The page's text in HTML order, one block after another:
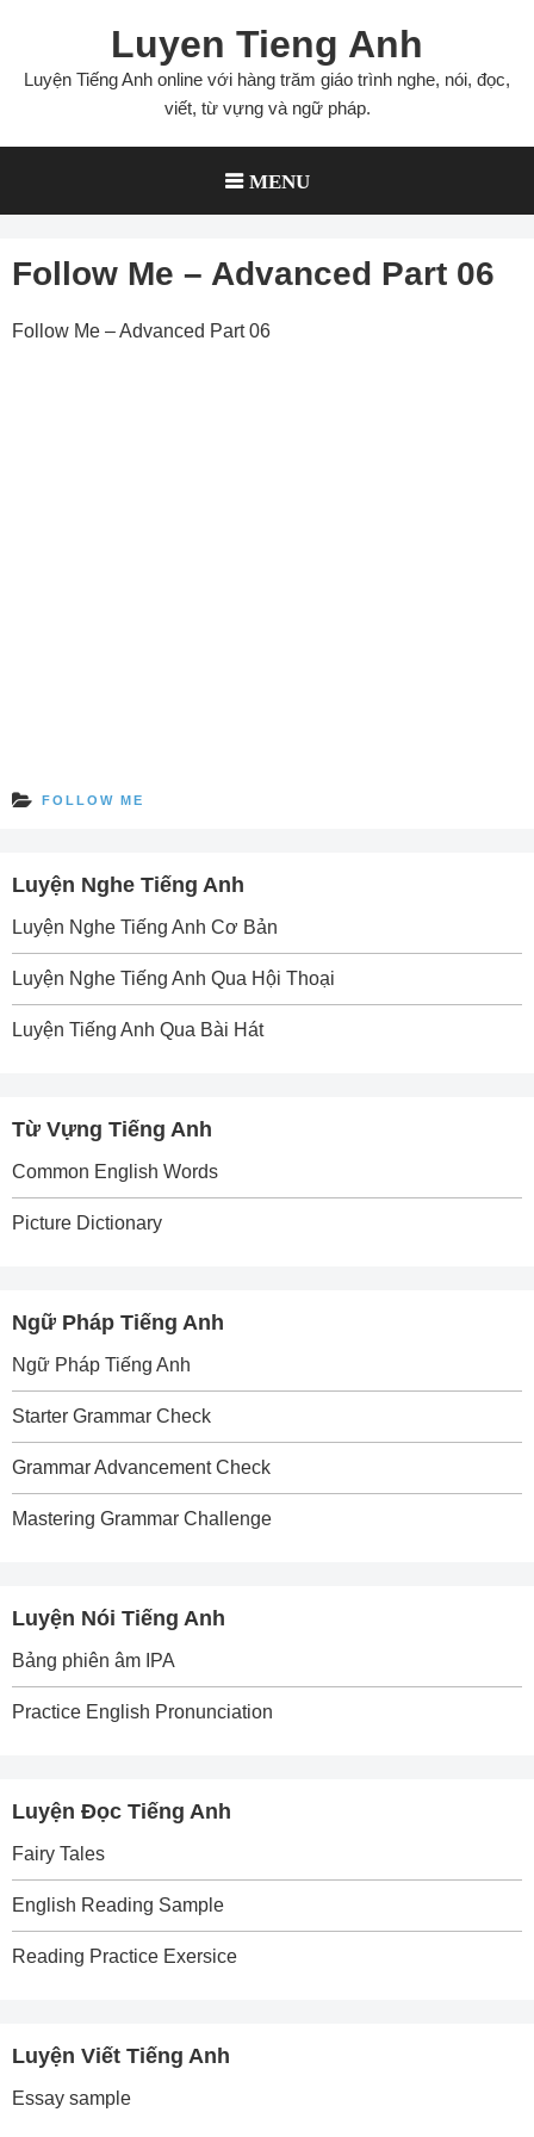
content
Luyen Tieng Anh
Luyện Tiếng Anh online với hàng trăm giáo trình nghe, nói, đọc,
viết, từ vựng và ngữ pháp.
MENU
Follow Me – Advanced Part 06
Follow Me – Advanced Part 06
FOLLOW ME
Luyện Nghe Tiếng Anh
Luyện Nghe Tiếng Anh Cơ Bản
Luyện Nghe Tiếng Anh Qua Hội Thoại
Luyện Tiếng Anh Qua Bài Hát
Từ Vựng Tiếng Anh
Common English Words
Picture Dictionary
Ngữ Pháp Tiếng Anh
Ngữ Pháp Tiếng Anh
Starter Grammar Check
Grammar Advancement Check
Mastering Grammar Challenge
Luyện Nói Tiếng Anh
Bảng phiên âm IPA
Practice English Pronunciation
Luyện Đọc Tiếng Anh
Fairy Tales
English Reading Sample
Reading Practice Exersice
Luyện Viết Tiếng Anh
Essay sample